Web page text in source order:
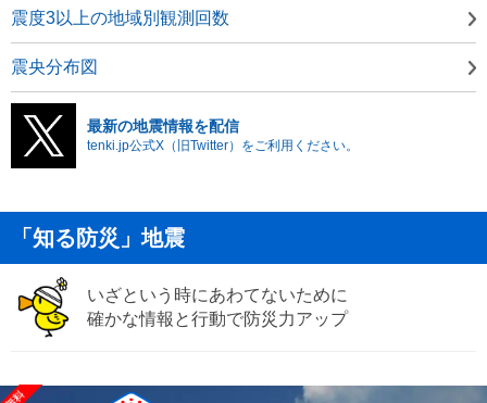
震度3以上の地域別観測回数
震央分布図
最新の地震情報を配信
tenki.jp公式X（旧Twitter）をご利用ください。
「知る防災」地震
いざという時にあわてないために
確かな情報と行動で防災力アップ